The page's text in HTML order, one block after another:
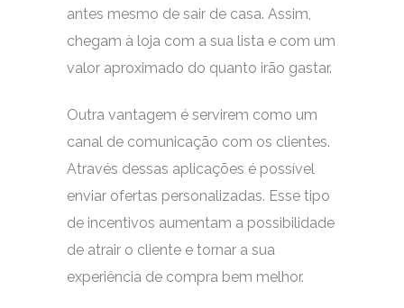
antes mesmo de sair de casa. Assim,
chegam à loja com a sua lista e com um
valor aproximado do quanto irão gastar.
Outra vantagem é servirem como um
canal de comunicação com os clientes.
Através dessas aplicações é possível
enviar ofertas personalizadas. Esse tipo
de incentivos aumentam a possibilidade
de atrair o cliente e tornar a sua
experiência de compra bem melhor.